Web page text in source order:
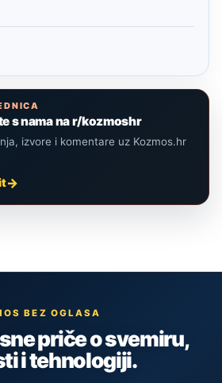
s nama na r/kozmoshr
izvore i komentare uz Kozmos.hr
BEZ OGLASA
priče o svemiru,
i tehnologiji.